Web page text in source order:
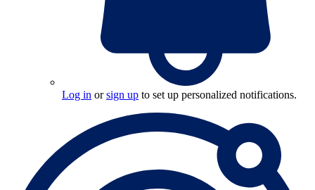
Log in orsign up to set up personalized notifications.